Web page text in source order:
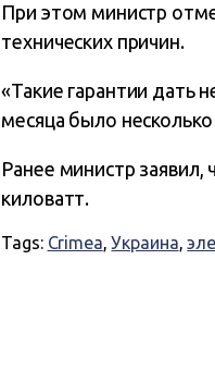
При этом министр
технических причин.
«Такие гарантии дать
месяца было
Ранее министр заявил,
киловатт.
Tags: Crimea,Украина,